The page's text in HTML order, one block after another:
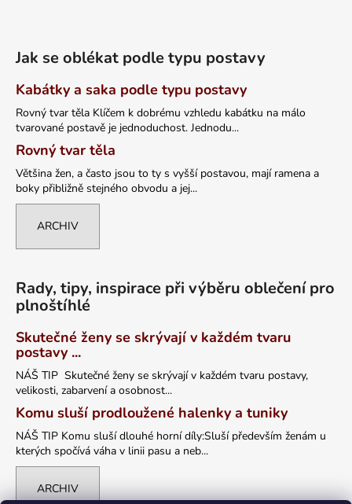
Jak se oblékat podle typu postavy
Kabátky a saka podle typu postavy
Rovný tvar těla Klíčem k dobrému vzhledu kabátku na málo
tvarované postavě je jednoduchost. Jednodu...
Rovný tvar těla
Většina žen, a často jsou to ty s vyšší postavou, mají ramena a
boky přibližně stejného obvodu a jej...
ARCHIV
Rady, tipy, inspirace při výběru oblečení pro
plnoštíhlé
Skutečné ženy se skrývají v každém tvaru
postavy ...
NÁŠ TIP Skutečné ženy se skrývají v každém tvaru postavy,
velikosti, zabarvení a osobnost...
Komu sluší prodloužené halenky a tuniky
NÁŠ TIP Komu sluší dlouhé horní díly:Sluší především ženám u
kterých spočívá váha v linii pasu a neb...
ARCHIV